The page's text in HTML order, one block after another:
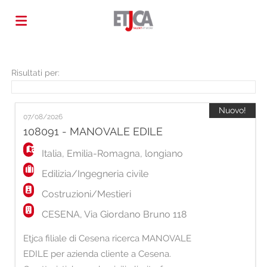
Offerte
Risultati per:
07/08/2026
108091 - MANOVALE EDILE
Italia, Emilia-Romagna, longiano
Edilizia/Ingegneria civile
Costruzioni/Mestieri
CESENA, Via Giordano Bruno 118
Etjca filiale di Cesena ricerca MANOVALE
EDILE per azienda cliente a Cesena.
Nuovo!